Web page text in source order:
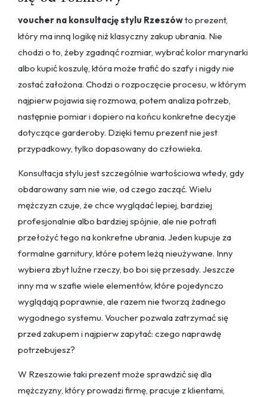
voucher na konsultację stylu Rzeszówto prezent,
który ma inną logikę niż klasyczny zakup ubrania. Nie
chodzi o to, żeby zgadnąć rozmiar, wybrać kolor marynarki
albo kupić koszulę, która może trafić do szafy i nigdy nie
zostać założona. Chodzi o rozpoczęcie procesu, w którym
najpierw pojawia się rozmowa, potem analiza potrzeb,
następnie pomiar i dopiero na końcu konkretne decyzje
dotyczące garderoby. Dzięki temu prezent nie jest
przypadkowy, tylko dopasowany do człowieka.
Konsultacja stylu jest szczególnie wartościowa wtedy, gdy
obdarowany sam nie wie, od czego zacząć. Wielu
mężczyzn czuje, że chce wyglądać lepiej, bardziej
profesjonalnie albo bardziej spójnie, ale nie potrafi
przełożyć tego na konkretne ubrania. Jeden kupuje za
formalne garnitury, które potem leżą nieużywane. Inny
wybiera zbyt luźne rzeczy, bo boi się przesady. Jeszcze
inny ma w szafie wiele elementów, które pojedynczo
wyglądają poprawnie, ale razem nie tworzą żadnego
wygodnego systemu. Voucher pozwala zatrzymać się
przed zakupem i najpierw zapytać: czego naprawdę
potrzebujesz?
W Rzeszowie taki prezent może sprawdzić się dla
mężczyzny, który prowadzi firmę, pracuje z klientami,